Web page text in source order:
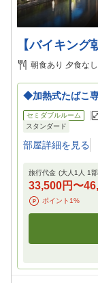
【バイキン
朝食あり 夕食なし
◆加熱式たばこ
セミダブルルーム
スタンダード
部屋詳細を見る
旅行代金 (大人1人 1
33,500円 〜
ポイント 1%